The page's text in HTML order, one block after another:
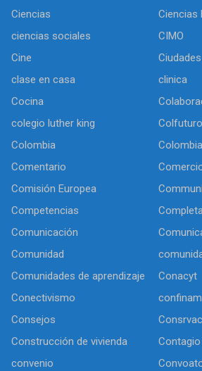
Ciencias
Ciencias
ciencias sociales
CIMO
Cine
Ciudades
clase en casa
clinica
Cocina
colegio luther king
Colfuturo
Colombia
Comentario
Comisión Europea
Competencias
Comunicación
Comunidad
Comunidades de aprendizaje
Conacyt
Conectivismo
Consejos
Construcción de vivienda
Contagio
convenio